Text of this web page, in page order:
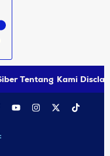
Tentang Kami